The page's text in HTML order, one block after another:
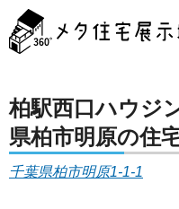
タ
住
示
コ
ン
テ
柏駅西口ハウジ
県柏市明原の住
千葉県柏市明原1-1-1